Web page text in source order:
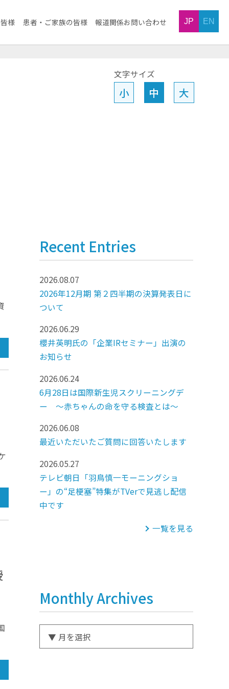
様 患者・ご家族の皆様 報道関係お問い合わせ JP EN
文字サイズ
小 中 大
Recent Entries
2026.08.07
2026年12月期 第２四半期の決算発表日に
ついて
2026.06.29
櫻井英明氏の「企業IRセミナー」出演の
お知らせ
2026.06.24
6月28日は国際新生児スクリーニングデ
ー ～赤ちゃんの命を守る検査とは～
2026.06.08
最近いただいたご質問に回答いたします
2026.05.27
テレビ朝日「羽鳥慎一モーニングショ
ー」の“足梗塞”特集がTVerで見逃し配信
中です
一覧を見る
Monthly Archives